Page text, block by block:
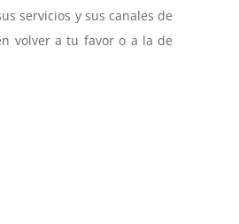
servicios y sus canales de
volver a tu favor o a la de